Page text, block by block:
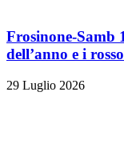
Frosinone-Samb
dell’anno e i
29 Luglio 2026